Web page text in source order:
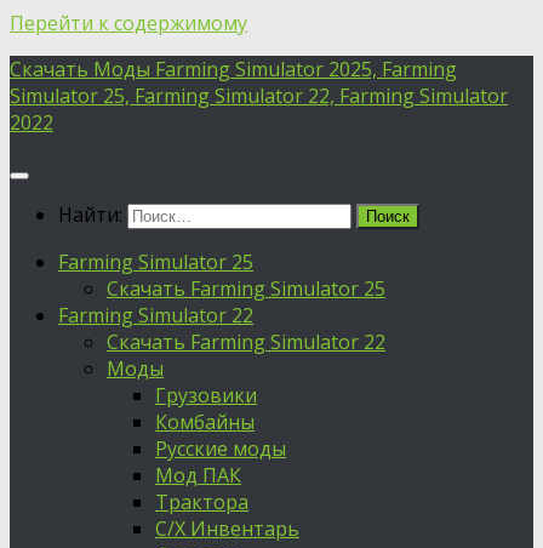
Перейти к содержимому
Скачать Моды Farming Simulator 2025, Farming
Simulator 25, Farming Simulator 22, Farming Simulator
2022
Найти:
Farming Simulator 25
Скачать Farming Simulator 25
Farming Simulator 22
Скачать Farming Simulator 22
Моды
Грузовики
Комбайны
Русские моды
Мод ПАК
Трактора
С/Х Инвентарь